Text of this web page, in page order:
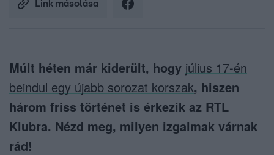
Link másolása
Múlt héten már kiderült, hogy július 17-én
beindul egy újabb sorozat korszak, hiszen
három friss történet is érkezik az RTL
Klubra. Nézd meg, milyen izgalmak várnak
rád!